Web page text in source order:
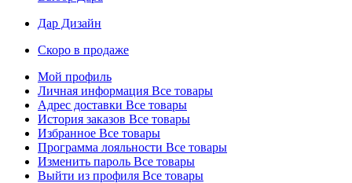
Дар Дизайн
Скоро в продаже
Мой профиль
Личная информация Все товары
Адрес доставки Все товары
История заказов Все товары
Избранное Все товары
Программа лояльности Все товары
Изменить пароль Все товары
Выйти из профиля Все товары